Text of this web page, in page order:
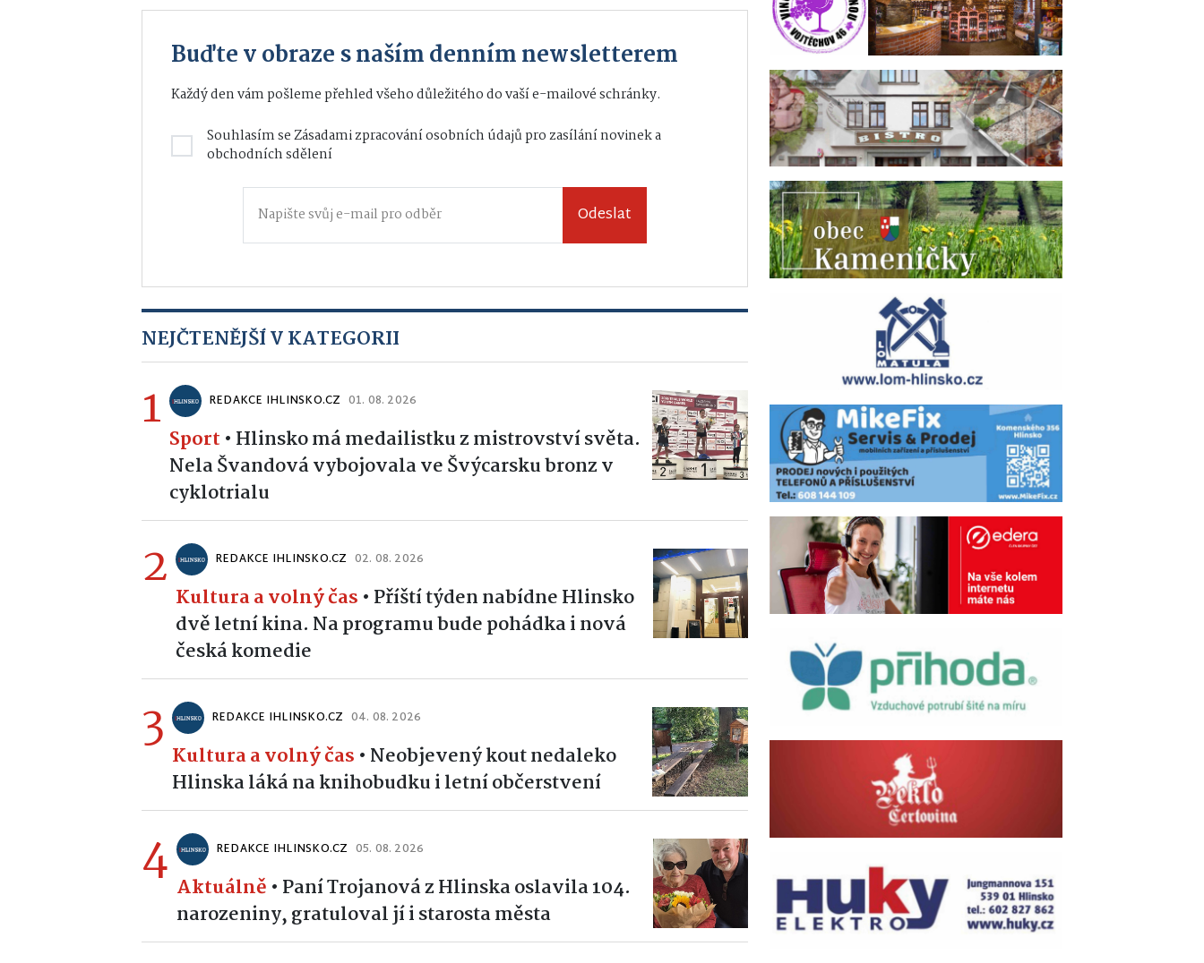
Buďte v obraze s naším denním newsletterem
Každý den vám pošleme přehled všeho důležitého do vaší e-mailové schránky.
Souhlasím seZásadami zpracování osobních údajůpro zasílání novinek a
obchodních sdělení
Odeslat
NEJČTENĚJŠÍ V KATEGORII
1 REDAKCE IHLINSKO.CZ 01. 08. 2026
Sport • Hlinsko má medailistku z mistrovství světa.
Nela Švandová vybojovala ve Švýcarsku bronz v
cyklotrialu
2 REDAKCE IHLINSKO.CZ 02. 08. 2026
Kultura a volný čas • Příští týden nabídne Hlinsko
dvě letní kina. Na programu bude pohádka i nová
česká komedie
3 REDAKCE IHLINSKO.CZ 04. 08. 2026
Kultura a volný čas • Neobjevený kout nedaleko
Hlinska láká na knihobudku i letní občerstvení
4 REDAKCE IHLINSKO.CZ 05. 08. 2026
Aktuálně • Paní Trojanová z Hlinska oslavila 104.
narozeniny, gratuloval jí i starosta města